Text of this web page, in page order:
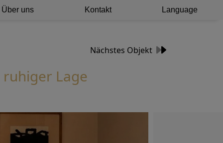
Über uns Kontakt Language
Nächstes Objekt
Lage